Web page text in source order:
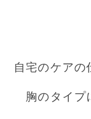
自宅のケアの
胸のタイプ